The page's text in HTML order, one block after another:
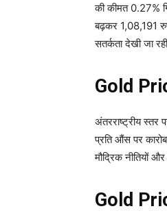
की कीमत 0.27%
बढ़कर 1,08,191
सतर्कता देखी जा
Gold
अंतरराष्ट्रीय स्तर
प्रति औंस पर
मौद्रिक नीतियों
Gold